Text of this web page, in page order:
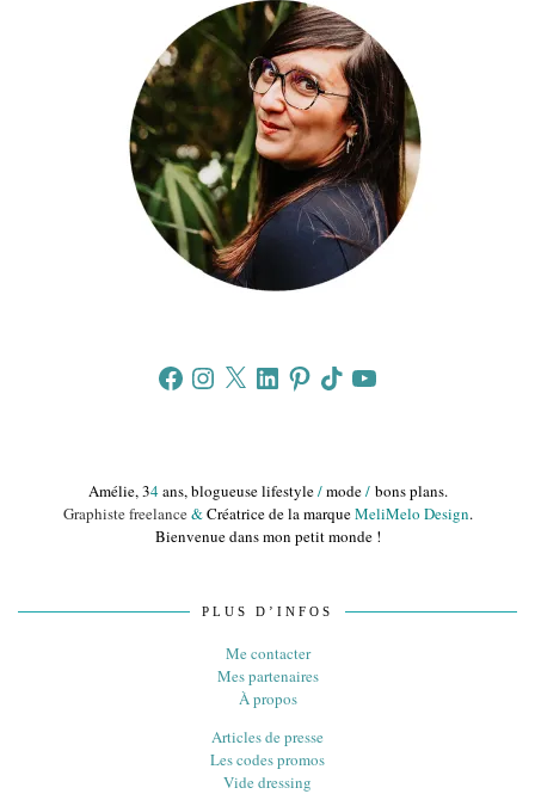
FacebookInstagram
X LinkedInPinterestTikTokYouTube
Amélie, 34ans, blogueuse lifestyle/mode/bons plans.
Graphiste freelance&Créatrice de la marqueMeliMelo Design.
Bienvenue dans mon petit monde !
PLUS D’INFOS
Me contacter
Mes partenaires
À propos
Articles de presse
Les codes promos
Vide dressing